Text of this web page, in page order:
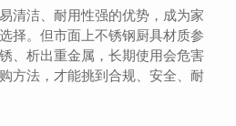
清洁、耐用性强的优势，成为家
择。但市面上不锈钢厨具材质参
、析出重金属，长期使用会危害
方法，才能挑到合规、安全、耐